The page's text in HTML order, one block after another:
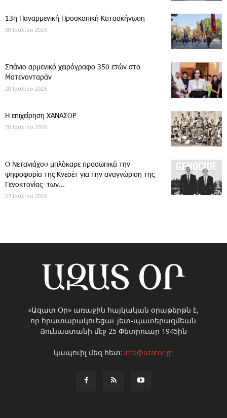
13η Παναρμενική Προσκοπική Κατασκήνωση
30 Ιουλίου 2026
Σπάνιο αρμενικό χειρόγραφο 350 ετών στο
Ματενανταράν
28 Ιουλίου 2026
Η επιχείρηση ΧΑΝΑΣΟΡ
28 Ιουλίου 2026
Ο Νετανιάχου μπλόκαρε προσωπικά την
ψηφοφορία της Κνεσέτ για την αναγνώριση της
Γενοκτονίας των...
27 Ιουλίου 2026
«Ազատ Օր» առաջին հայկական օրաթերթն է,
որ հրատարակուեցաւ յետ-պատերազմեան
Յունաստանի մէջ 25 Փետրուար 1945ին
կապուիլ մեզ հետ:info@azator.gr